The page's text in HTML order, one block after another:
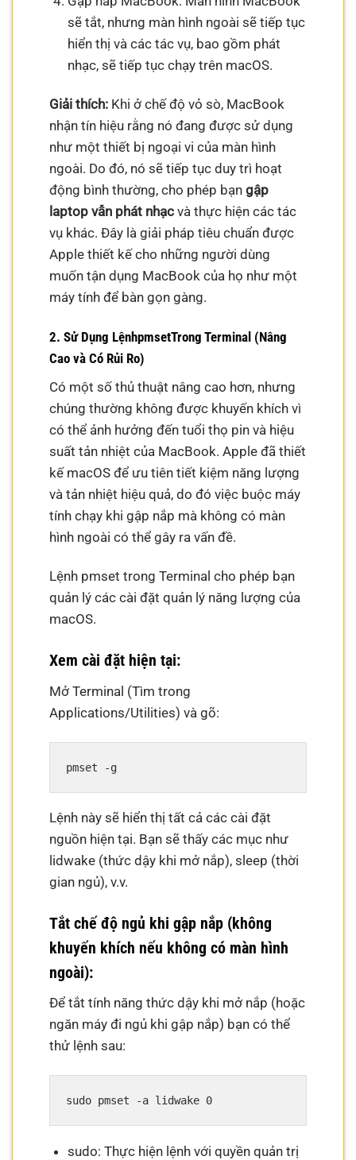
sẽ tắt, nhưng màn hình ngoài sẽ tiếp tục
hiển thị và các tác vụ, bao gồm phát
nhạc, sẽ tiếp tục chạy trên macOS.
Giải thích: Khi ở chế độ vỏ sò, MacBook
nhận tín hiệu rằng nó đang được sử dụng
như một thiết bị ngoại vi của màn hình
ngoài. Do đó, nó sẽ tiếp tục duy trì hoạt
động bình thường, cho phép bạngập
laptop vẫn phát nhạc và thực hiện các tác
vụ khác. Đây là giải pháp tiêu chuẩn được
Apple thiết kế cho những người dùng
muốn tận dụng MacBook của họ như một
máy tính để bàn gọn gàng.
2. Sử Dụng LệnhpmsetTrong Terminal (Nâng
Cao và Có Rủi Ro)
Có một số thủ thuật nâng cao hơn, nhưng
chúng thường không được khuyến khích vì
có thể ảnh hưởng đến tuổi thọ pin và hiệu
suất tản nhiệt của MacBook. Apple đã thiết
kế macOS để ưu tiên tiết kiệm năng lượng
và tản nhiệt hiệu quả, do đó việc buộc máy
tính chạy khi gập nắp mà không có màn
hình ngoài có thể gây ra vấn đề.
Lệnh pmset trong Terminal cho phép bạn
quản lý các cài đặt quản lý năng lượng của
macOS.
Xem cài đặt hiện tại:
Mở Terminal (Tìm trong
Applications/Utilities) và gõ:
Lệnh này sẽ hiển thị tất cả các cài đặt
nguồn hiện tại. Bạn sẽ thấy các mục như
lidwake (thức dậy khi mở nắp), sleep (thời
gian ngủ), v.v.
Tắt chế độ ngủ khi gập nắp (không
khuyến khích nếu không có màn hình
ngoài):
Để tắt tính năng thức dậy khi mở nắp (hoặc
ngăn máy đi ngủ khi gập nắp) bạn có thể
thử lệnh sau:
sudo: Thực hiện lệnh với quyền quản trị